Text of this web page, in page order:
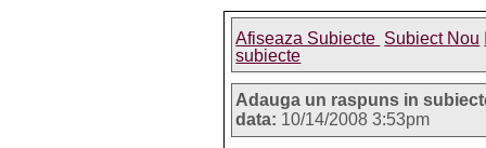
Afiseaza Subiecte Subiect Nou
subiecte
Adauga un raspuns in
data: 10/14/2008 3:53pm